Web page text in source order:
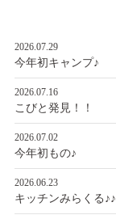
2026.07.29
今年初キャンプ♪
2026.07.16
こびと発見！！
2026.07.02
今年初もの♪
2026.06.23
キッチンみらくる♪♪